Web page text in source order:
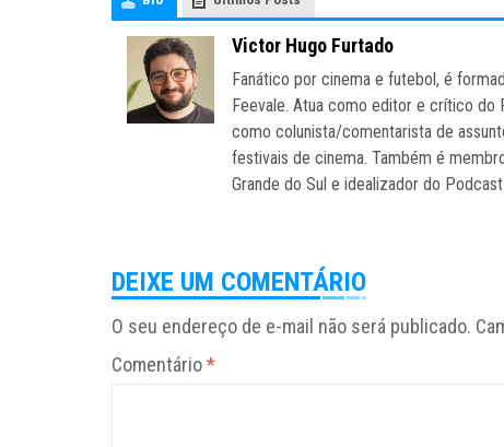
Victor Hugo Furtado
Fanático por cinema e futebol, é
Feevale. Atua como editor e crítico do
como colunista/comentarista de
festivais de cinema. Também é
Grande do Sul e idealizador do
DEIXE UM COMENTÁRIO
O seu endereço de e-mail não será publicado.
Comentário*